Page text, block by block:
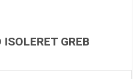
GREB